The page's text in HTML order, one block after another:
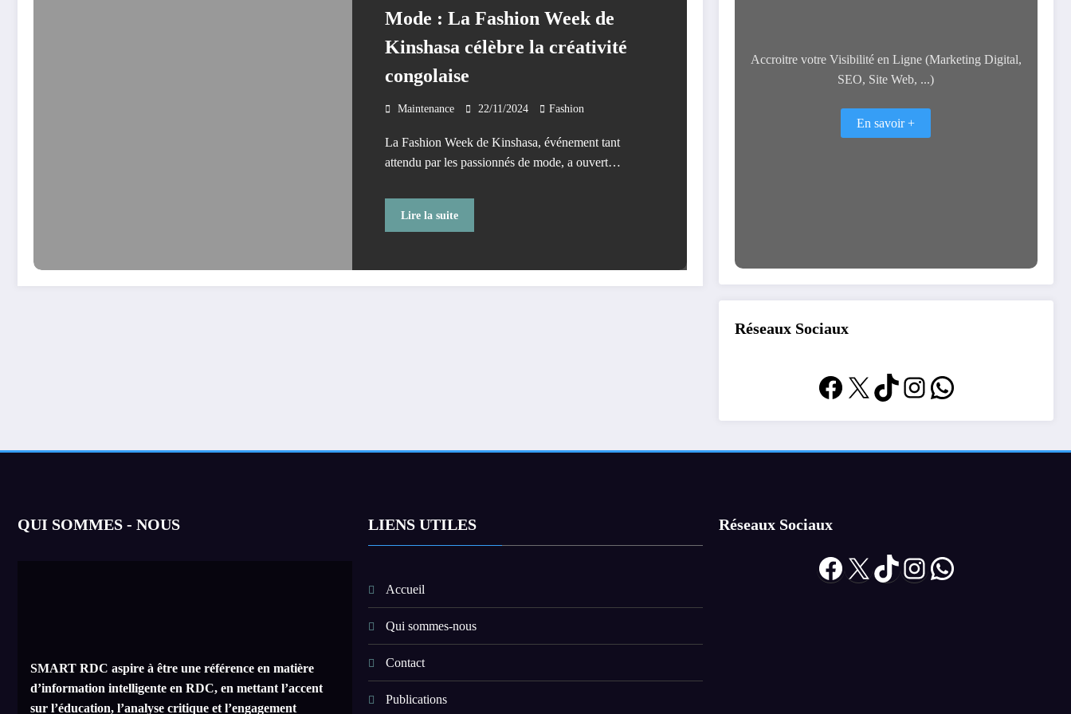
Mode : La Fashion Week de
Kinshasa célèbre la créativité
congolaise
Maintenance 22/11/2024 Fashion
La Fashion Week de Kinshasa, événement tant
attendu par les passionnés de mode, a ouvert…
Lire la suite
Accroitre votre Visibilité en Ligne (Marketing Digital,
SEO, Site Web, ...)
En savoir +
Réseaux Sociaux
Facebook
X TikTok
Instagram
WhatsApp
QUI SOMMES - NOUS
SMART RDC aspire à être une référence en matière
d’information intelligente en RDC, en mettant l’accent
sur l’éducation, l’analyse critique et l’engagement
LIENS UTILES
Accueil
Qui sommes-nous
Contact
Publications
Réseaux Sociaux
Facebook
X TikTok
Instagram
WhatsApp